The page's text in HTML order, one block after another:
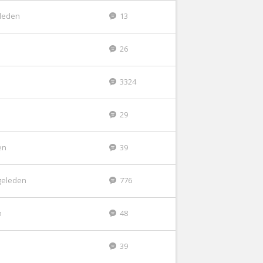
13
26
3324
29
39
776
48
39